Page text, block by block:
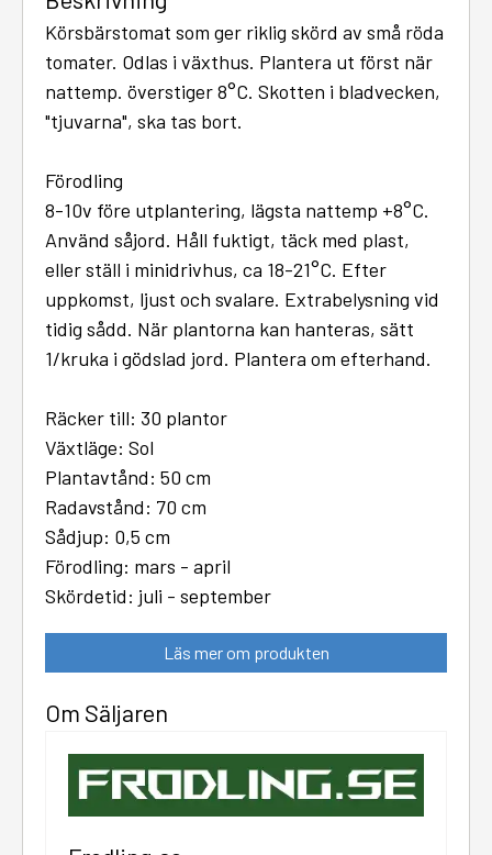
Körsbärstomat som ger riklig skörd av små röda
tomater. Odlas i växthus. Plantera ut först när
nattemp. överstiger 8°C. Skotten i bladvecken,
"tjuvarna", ska tas bort.
Förodling
8-10v före utplantering, lägsta nattemp +8°C.
Använd såjord. Håll fuktigt, täck med plast,
eller ställ i minidrivhus, ca 18-21°C. Efter
uppkomst, ljust och svalare. Extrabelysning vid
tidig sådd. När plantorna kan hanteras, sätt
1/kruka i gödslad jord. Plantera om efterhand.
Räcker till: 30 plantor
Växtläge: Sol
Plantavtånd: 50 cm
Radavstånd: 70 cm
Sådjup: 0,5 cm
Förodling: mars - april
Skördetid: juli - september
Läs mer om produkten
Om Säljaren